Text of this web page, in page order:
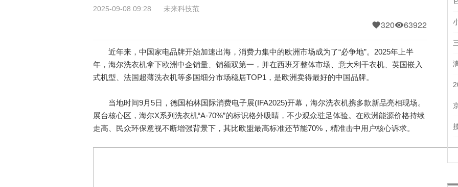
2025-09-08 09:28 未来科技范
320 63922
近年来，中国家电品牌开始加速出海，消费力集中的欧洲市场成为了“必争地”。2025年上半
年，海尔洗衣机拿下欧洲中企销量、销额双第一，并在西班牙整体市场、意大利干衣机、英国嵌入
式机型、法国超薄洗衣机等多国细分市场稳居TOP1，是欧洲卖得最好的中国品牌。
当地时间9月5日，德国柏林国际消费电子展(IFA2025)开幕，海尔洗衣机携多款新品亮相现场。
展台核心区，海尔X系列洗衣机“A-70%”的标识格外吸睛，不少观众驻足体验。在欧洲能源价格持续
走高、民众环保意视不断增强背景下，其比欧盟最高标准还节能70%，精准击中用户核心诉求。